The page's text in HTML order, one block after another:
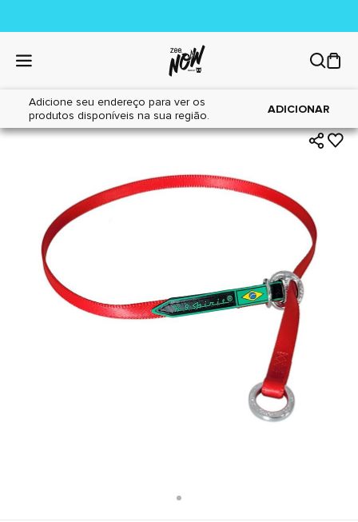
Adicione seu endereço para ver os
produtos disponíveis na sua região.
ADICIONAR
Home|Cães|Acessórios